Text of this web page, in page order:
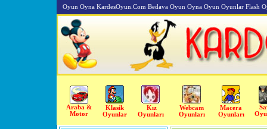
Oyun Oyna KardesOyun.Com Bedava Oyun Oyna Oyun Oyunlar Flash
Araba &
Motor
Klasik
Oyunlar
Kız
Oyunları
Webcam
Oyunları
Macera
Oyunları